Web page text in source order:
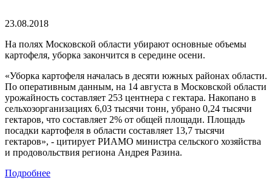
23.08.2018
На полях Московской области убирают основные объемы
картофеля, уборка закончится в середине осени.
«Уборка картофеля началась в десяти южных районах области.
По оперативным данным, на 14 августа в Московской области
урожайность составляет 253 центнера с гектара. Накопано в
сельхозорганизациях 6,03 тысячи тонн, убрано 0,24 тысячи
гектаров, что составляет 2% от общей площади. Площадь
посадки картофеля в области составляет 13,7 тысячи
гектаров», - цитирует РИАМО министра сельского хозяйства
и продовольствия региона Андрея Разина.
Подробнее